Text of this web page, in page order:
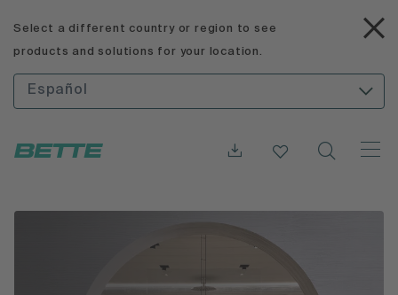
Select a different country or region to see
products and solutions for your location.
Español